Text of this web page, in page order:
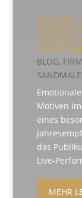
ABEND
LIVE
BLOG,
Motiven
eines
das
Live-
MEHR